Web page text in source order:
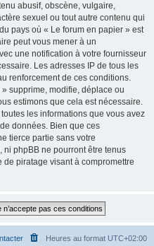
abusif, obscène, vulgaire,
sexuel ou tout autre contenu qui
pays où « Le forum en papier » est
peut vous mener à un
une notification à votre fournisseur
Les adresses IP de tous les
renforcement de ces conditions.
supprime, modifie, déplace ou
estimons que cela est nécessaire.
les informations que vous avez
données. Bien que ces
tierce partie sans votre
ni phpBB ne pourront être tenus
piratage visant à compromettre
Heures au format UTC+02:00